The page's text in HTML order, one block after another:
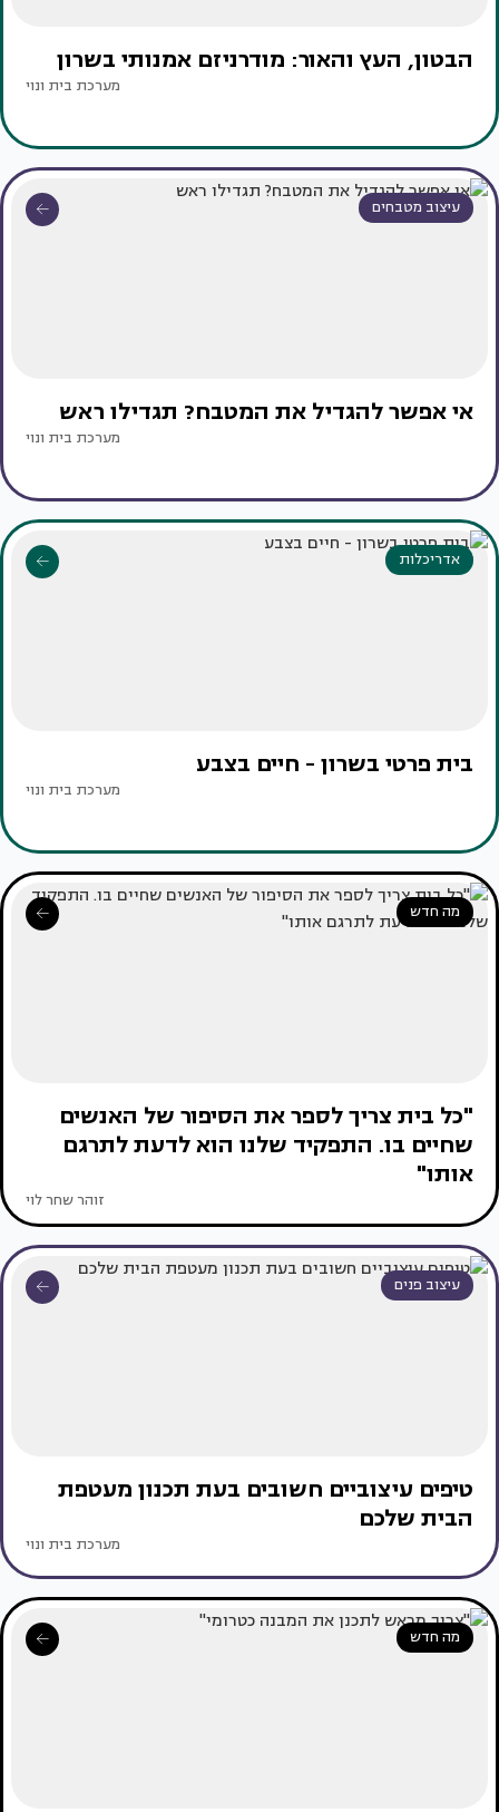
הבטון, העץ והאור: מודרניזם אמנותי בשרון
מערכת בית ונוי
עיצוב מטבחים
אי אפשר להגדיל את המטבח? תגדילו ראש
מערכת בית ונוי
אדריכלות
בית פרטי בשרון - חיים בצבע
מערכת בית ונוי
מה חדש
"כל בית צריך לספר את הסיפור של האנשים
שחיים בו. התפקיד שלנו הוא לדעת לתרגם
אותו"
זוהר שחר לוי
עיצוב פנים
טיפים עיצוביים חשובים בעת תכנון מעטפת
הבית שלכם
מערכת בית ונוי
מה חדש